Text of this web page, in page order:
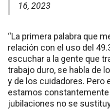
16, 2023
“La primera palabra que
relación con el uso del
escuchar a la gente que
trabajo duro, se habla de
y de los cuidadores. Pero
estamos
jubilaciones no se